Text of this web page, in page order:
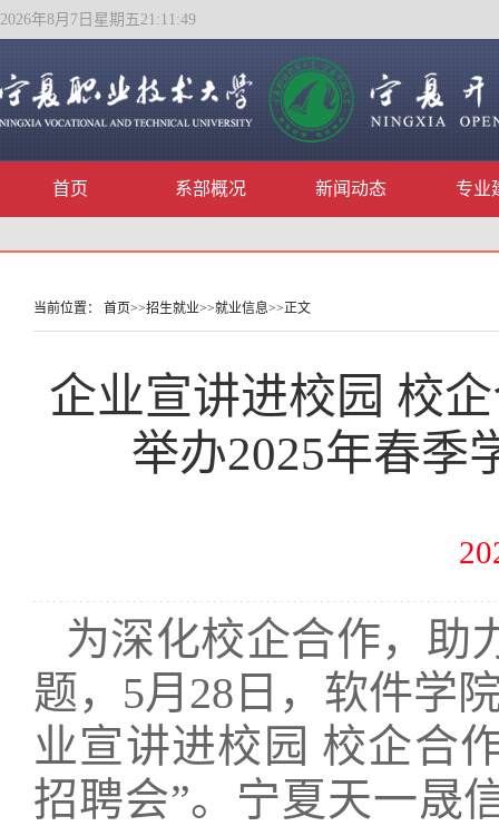
2026年8月7日星期五21:11:49
首页 系部概况 新闻动态 专业
当前位置： 首页>>招生就业>>就业信息>>正文
企业宣讲进校园 校
举办2025年春季
为深化校企合作，助
题，5月28日，软件学
业宣讲进校园 校企合
招聘会”。宁夏天一晟